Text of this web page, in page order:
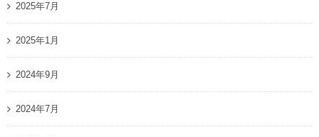
2025年7月
2025年1月
2024年9月
2024年7月